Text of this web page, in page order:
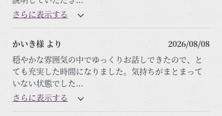
さらに表示する
かいき様 より
2026/08/08
穏やかな雰囲気の中でゆっくりお話しできたので、と
ても充実した時間になりました。気持ちがまとまって
いない状態でした...
さらに表示する